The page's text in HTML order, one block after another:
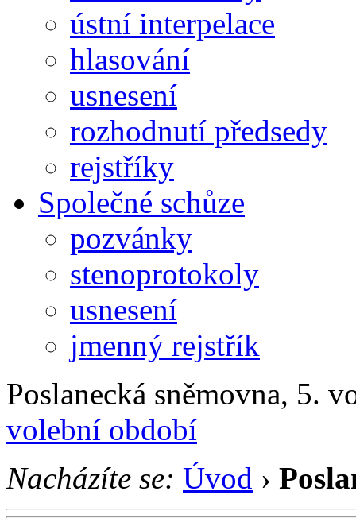
ústní interpelace
hlasování
usnesení
rozhodnutí předsedy
rejstříky
Společné schůze
pozvánky
stenoprotokoly
usnesení
jmenný rejstřík
Poslanecká sněmovna, 5.
volební období
Nacházíte se: Úvod ›